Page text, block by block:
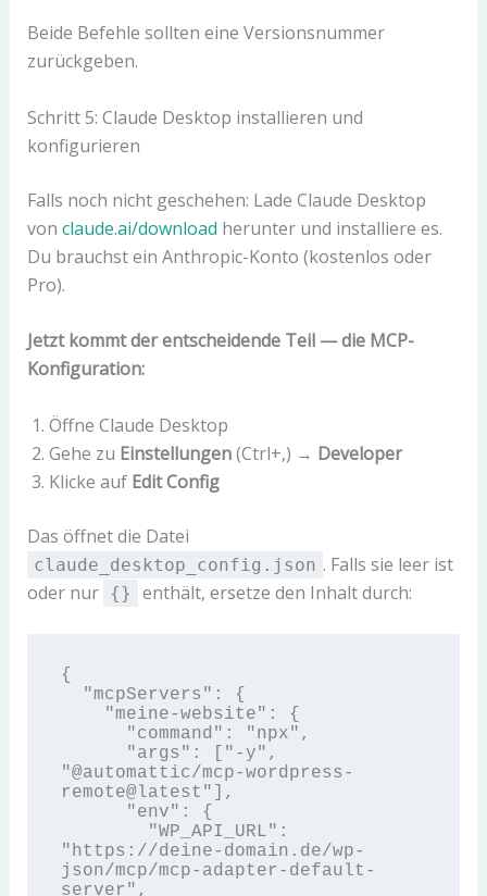
Beide Befehle sollten eine Versionsnummer
zurückgeben.
Schritt 5: Claude Desktop installieren und
konfigurieren
Falls noch nicht geschehen: Lade Claude Desktop
von claude.ai/download herunter und installiere es.
Du brauchst ein Anthropic-Konto (kostenlos oder
Pro).
Jetzt kommt der entscheidende Teil — die MCP-
Konfiguration:
Öffne Claude Desktop
Gehe zu Einstellungen(Ctrl+,) → Developer
Klicke auf Edit Config
Das öffnet die Datei
claude_desktop_config.json . Falls sie leer ist
oder nur {} enthält, ersetze den Inhalt durch:
{
"@automattic/mcp-wordpress-
remote@latest"],
"https://deine-domain.de/wp-
json/mcp/mcp-adapter-default-
server",